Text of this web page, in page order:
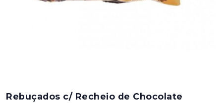
Rebuçados c/ Recheio de Chocolate